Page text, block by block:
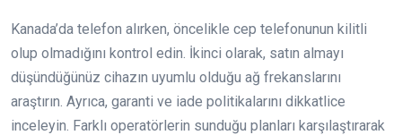
Kanada’da telefon alırken, öncelikle cep telefonunun kilitli
olup olmadığını kontrol edin. İkinci olarak, satın almayı
düşündüğünüz cihazın uyumlu olduğu ağ frekanslarını
araştırın. Ayrıca, garanti ve iade politikalarını dikkatlice
inceleyin. Farklı operatörlerin sunduğu planları karşılaştırarak